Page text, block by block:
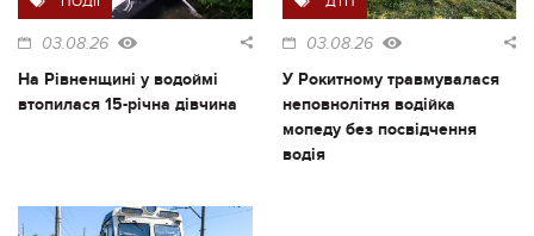
03.08.26
На Рівненщині у водоймі
втопилася 15-річна дівчина
03.08.26
У Рокитному травмувалася
неповнолітня водійка
мопеду без посвідчення
водія